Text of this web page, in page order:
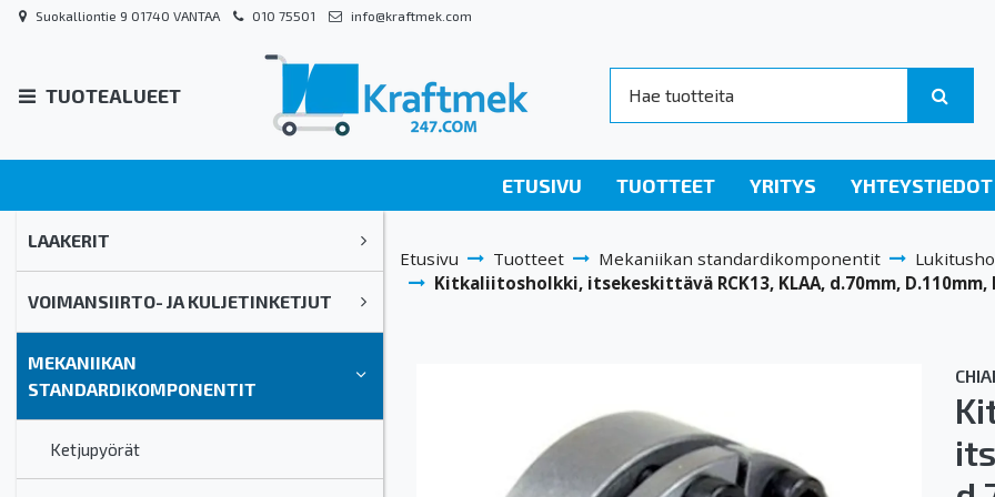
Suokalliontie 9 01740 VANTAA 010 75501 info@kraftmek.com
TUOTEALUEET
ETUSIVU TUOTTEET YRITYS YHTEYSTIEDOT
LAAKERIT
VOIMANSIIRTO- JA KULJETINKETJUT
MEKANIIKAN
STANDARDIKOMPONENTIT
Ketjupyörät
Etusivu Tuotteet Mekaniikan standardikomponentit
Kitkaliitosholkki, itsekeskittävä RCK13, KLAA, d.70mm, D.110mm,